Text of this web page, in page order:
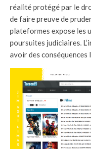
réalité protégé par le
de faire preuve de
plateformes expose les
poursuites judiciaires.
avoir des conséquences